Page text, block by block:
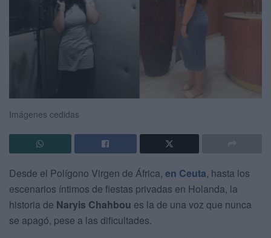
Imágenes cedidas
Desde el Polígono Virgen de África, en Ceuta, hasta los
escenarios íntimos de fiestas privadas en Holanda, la
historia de Naryis Chahbou es la de una voz que nunca
se apagó, pese a las dificultades.